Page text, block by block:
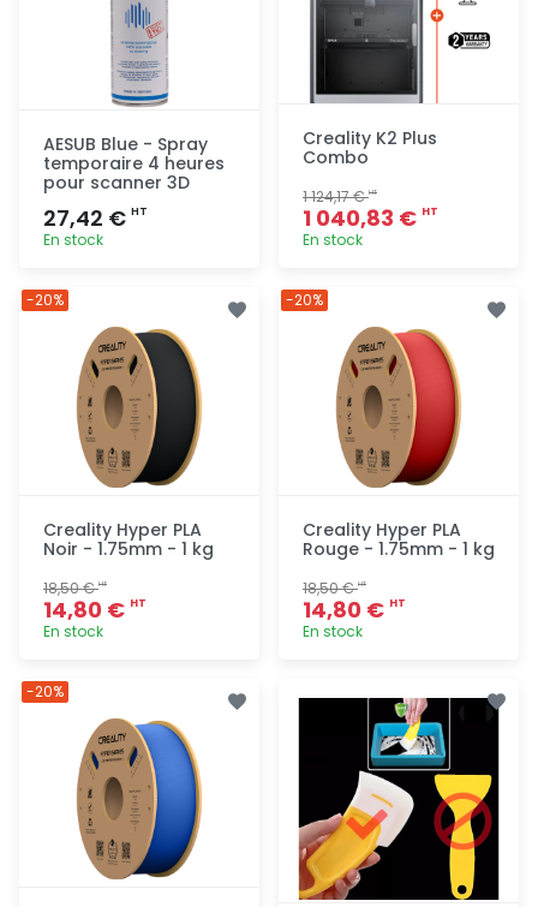
AESUB Blue - Spray
temporaire 4 heures
pour scanner 3D
27,42 € HT
En stock
Creality K2 Plus
Combo
1 124,17 €HT
1 040,83 € HT
En stock
Creality Hyper PLA
Noir - 1.75mm - 1 kg
18,50 €HT
14,80 € HT
En stock
-20%
Creality Hyper PLA
Rouge - 1.75mm - 1 kg
18,50 €HT
14,80 € HT
En stock
rapide
-20%
-20%